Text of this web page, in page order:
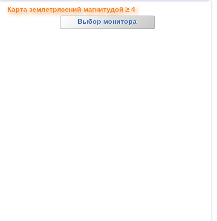
Карта землетрясений магнитудой ≥ 4
Выбор монитора